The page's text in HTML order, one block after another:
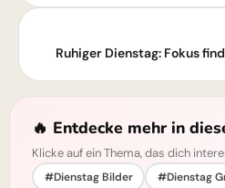
Ruhiger Dienstag: Fokus
🔥 Entdecke mehr in
Klicke auf ein Thema, das dich
#Dienstag Bilder
#Dienstag